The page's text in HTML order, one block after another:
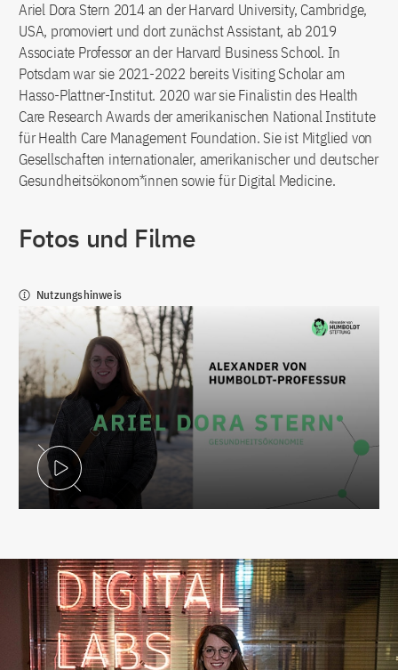
Ariel Dora Stern 2014 an der Harvard University, Cambridge,
USA, promoviert und dort zunächst Assistant, ab 2019
Associate Professor an der Harvard Business School. In
Potsdam war sie 2021-2022 bereits Visiting Scholar am
Hasso-Plattner-Institut. 2020 war sie Finalistin des Health
Care Research Awards der amerikanischen National Institute
für Health Care Management Foundation. Sie ist Mitglied von
Gesellschaften internationaler, amerikanischer und deutscher
Gesundheitsökonom*innen sowie für Digital Medicine.
Fotos und Filme
Nutzungshinweis
Video abspielen